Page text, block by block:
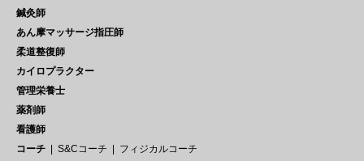
鍼灸師
あん摩マッサージ指圧師
柔道整復師
カイロプラクター
管理栄養士
薬剤師
看護師
コーチ
S&Cコーチ
フィジカルコーチ